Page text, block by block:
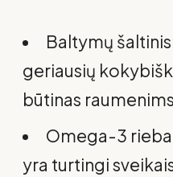
Baltymų
geriausių
būtinas
Omega-3
yra turtingi